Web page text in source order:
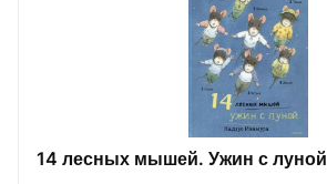
14 лесных мышей. Ужин с луной